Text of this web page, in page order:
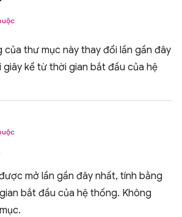
của thư mục này thay đổi lần gần đây
giây kể từ thời gian bắt đầu của hệ
mở lần gần đây nhất, tính bằng
bắt đầu của hệ thống. Không